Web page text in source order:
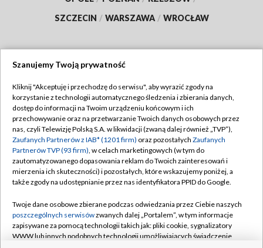
SZCZECIN / WARSZAWA / WROCŁAW
TVP
Abonament TVP
Emisja w TVP
Centrum informacji TVP
Naziemna Telewizja Cyfrowa
Rada Programowa
System NOS
Regulamin TVP
Polityka prywatności
Moje zgody
Pomoc
Kontakt
Szanujemy Twoją prywatność
Kliknij "Akceptuję i przechodzę do serwisu", aby wyrazić zgody na
korzystanie z technologii automatycznego śledzenia i zbierania danych,
dostęp do informacji na Twoim urządzeniu końcowym i ich
przechowywanie oraz na przetwarzanie Twoich danych osobowych przez
nas, czyli Telewizję Polską S.A. w likwidacji (zwaną dalej również „TVP”),
Zaufanych Partnerów z IAB* (1201 firm) oraz pozostałych Zaufanych
Partnerów TVP (93 firm), w celach marketingowych (w tym do
zautomatyzowanego dopasowania reklam do Twoich zainteresowań i
mierzenia ich skuteczności) i pozostałych, które wskazujemy poniżej, a
także zgody na udostępnianie przez nas identyfikatora PPID do Google.
Twoje dane osobowe zbierane podczas odwiedzania przez Ciebie naszych
poszczególnych serwisówzwanych dalej „Portalem”, w tym informacje
zapisywane za pomocą technologii takich jak: pliki cookie, sygnalizatory
WWW lub innych podobnych technologii umożliwiających świadczenie